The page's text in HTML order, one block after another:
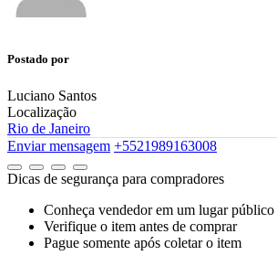
Postado por
Luciano Santos
Localização
Rio de Janeiro
Enviar mensagem +5521989163008
Dicas de segurança para compradores
Conheça vendedor em um lugar público
Verifique o item antes de comprar
Pague somente após coletar o item